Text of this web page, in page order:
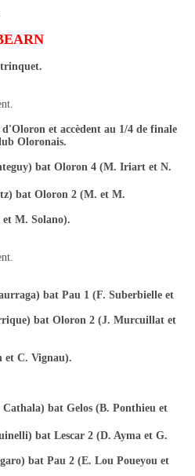
et accèdent au 1/4 de finale
Oloronais.
bat Oloron 4 (M. Iriart et N.
bat Oloron 2 (M. et M.
M. Solano).
bat Pau 1 (F. Suberbielle et
bat Oloron 2 (J. Murcuillat et
et C. Vignau).
bat Gelos (B. Ponthieu et
bat Lescar 2 (D. Ayma et G.
bat Pau 2 (E. Lou Poueyou et